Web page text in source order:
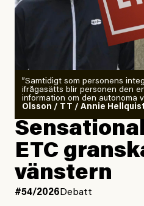
”Samtidigt som personens
ifrågasätts blir personen den
information om den autonoma
Olsson / TT / Annie
ETC
vänstern
#54/2026 Debatt